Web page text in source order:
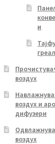
и
воздух
воздух и
дифузери
воздух